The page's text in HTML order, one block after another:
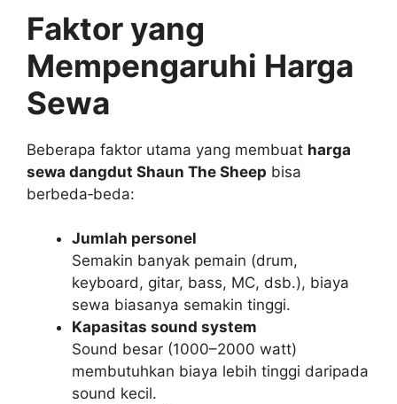
Faktor yang
Mempengaruhi Harga
Sewa
Beberapa faktor utama yang membuat harga
sewa dangdut Shaun The Sheep bisa
berbeda‑beda:
Jumlah personel
Semakin banyak pemain (drum,
keyboard, gitar, bass, MC, dsb.), biaya
sewa biasanya semakin tinggi.
Kapasitas sound system
Sound besar (1000–2000 watt)
membutuhkan biaya lebih tinggi daripada
sound kecil.